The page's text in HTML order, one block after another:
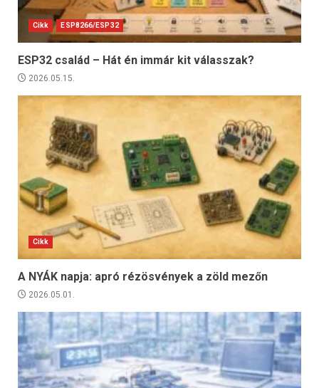
Cikk ESP8266/ESP32
ESP32 család – Hát én immár kit válasszak?
2026.05.15.
Cikk
A NYÁK napja: apró rézösvények a zöld mezőn
2026.05.01.